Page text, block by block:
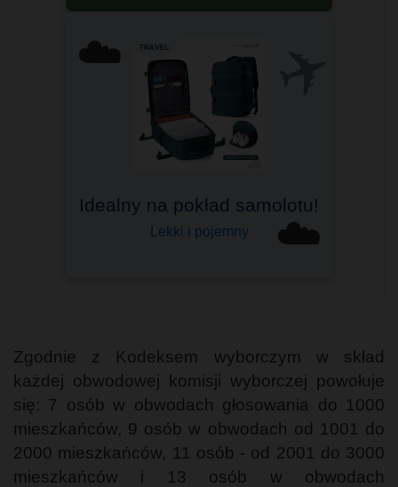
☁️
☁️
Idealny na pokład samolotu!
Lekki i pojemny
Bagaż podręczny
Do Ryanair, Wizzair i innych
Zgodnie z Kodeksem wyborczym w skład
każdej obwodowej komisji wyborczej powołuje
się: 7 osób w obwodach głosowania do 1000
mieszkańców, 9 osób w obwodach od 1001 do
2000 mieszkańców, 11 osób - od 2001 do 3000
mieszkańców i 13 osób w obwodach